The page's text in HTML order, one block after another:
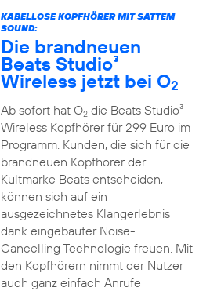
KABELLOSE KOPFHÖRER MIT SATTEM
SOUND:
Die brandneuen
Beats Studio³
Wireless jetzt bei O2
Ab sofort hat O2die Beats Studio³
Wireless Kopfhörer für 299 Euro im
Programm. Kunden, die sich für die
brandneuen Kopfhörer der
Kultmarke Beats entscheiden,
können sich auf ein
ausgezeichnetes Klangerlebnis
dank eingebauter Noise-
Cancelling Technologie freuen. Mit
den Kopfhörern nimmt der Nutzer
auch ganz einfach Anrufe